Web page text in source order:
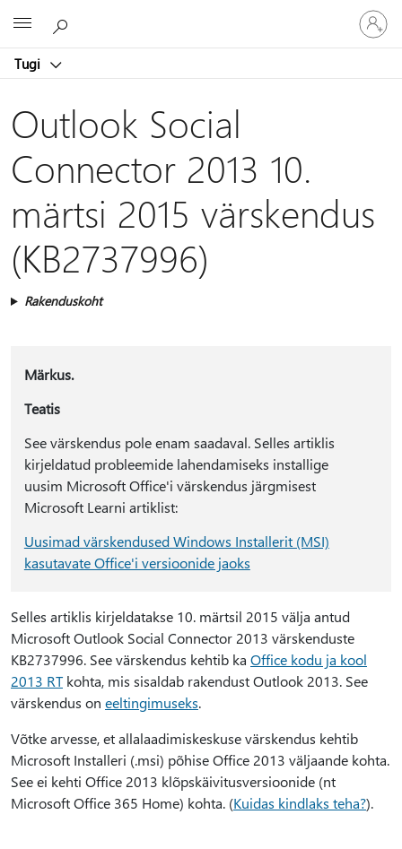
Tugi
Logige
sisse
oma
Outlook Social
Connector 2013 10.
märtsi 2015 värskendus
(KB2737996)
Rakenduskoht
Märkus.
Teatis
See värskendus pole enam saadaval. Selles artiklis
kirjeldatud probleemide lahendamiseks installige
uusim Microsoft Office'i värskendus järgmisest
Microsoft Learni artiklist:
Uusimad värskendused Windows Installerit (MSI)
kasutavate Office'i versioonide jaoks
Selles artiklis kirjeldatakse 10. märtsil 2015 välja antud
Microsoft Outlook Social Connector 2013 värskenduste
KB2737996. See värskendus kehtib ka Office kodu ja kool
2013 RTkohta, mis sisaldab rakendust Outlook 2013. See
värskendus on eeltingimuseks.
Võtke arvesse, et allalaadimiskeskuse värskendus kehtib
Microsoft Installeri (.msi) põhise Office 2013 väljaande kohta.
See ei kehti Office 2013 klõpskäivitusversioonide (nt
Microsoft Office 365 Home) kohta. (Kuidas kindlaks teha?).